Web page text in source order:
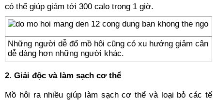
có thể giúp giảm tới 300 calo trong 1 giờ.
Những người dễ đổ mồ hôi cũng có xu hướng giảm cân
dễ dàng hơn những người khác.
2. Giải độc và làm sạch cơ thể
Mồ hôi ra nhiều giúp làm sạch cơ thể và loại bỏ các tế